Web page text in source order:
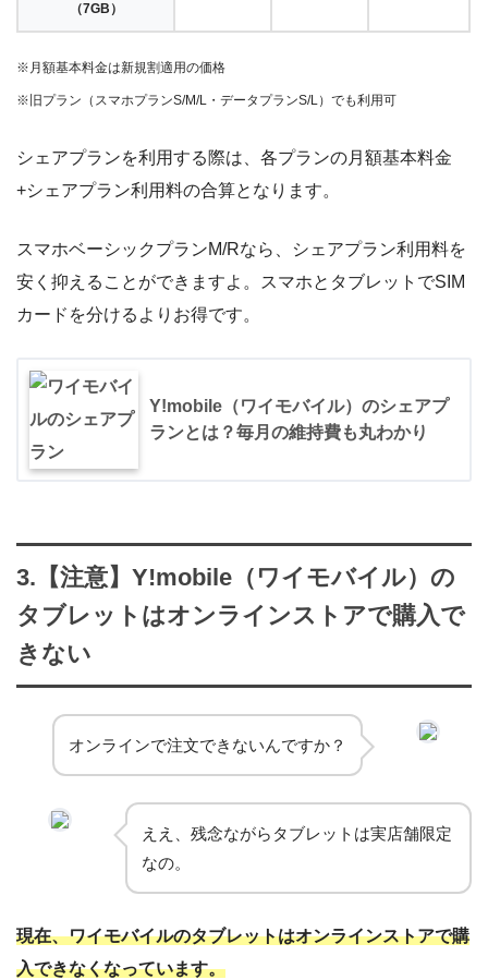
（7GB）
※月額基本料金は新規割適用の価格
※旧プラン（スマホプランS/M/L・データプランS/L）でも利用可
シェアプランを利用する際は、各プランの月額基本料金
+シェアプラン利用料の合算となります。
スマホベーシックプランM/Rなら、シェアプラン利用料を
安く抑えることができますよ。スマホとタブレットでSIM
カードを分けるよりお得です。
Y!mobile（ワイモバイル）のシェアプ
ランとは？毎月の維持費も丸わかり
3.【注意】Y!mobile（ワイモバイル）の
タブレットはオンラインストアで購入で
きない
オンラインで注文できないんですか？
ええ、残念ながらタブレットは実店舗限定
なの。
現在、ワイモバイルのタブレットはオンラインストアで購
入できなくなっています。